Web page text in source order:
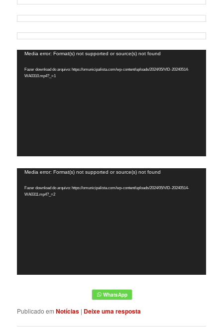
Tocador
vídeo
Media error: Format(s) not supported or source(s) not found
Fazer download do arquivo: https://omunicipalista.com/wp-content/uploads/2024/05/VID-20240514-
WA0310.mp4?_=1
Tocador
vídeo
Media error: Format(s) not supported or source(s) not found
Fazer download do arquivo: https://omunicipalista.com/wp-content/uploads/2024/05/VID-20240514-
WA0311.mp4?_=2
Publicado em Notícias | Deixe uma resposta